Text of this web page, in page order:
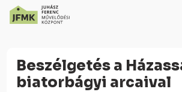
Content
navigációhoz
Beszélgetés a Házasság hete
biatorbágyi arcaival